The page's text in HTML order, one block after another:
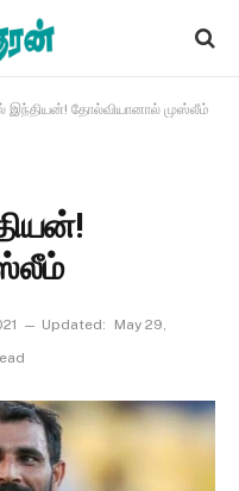
இந்தியன்! தோல்வியானால் முஸ்லீம்
Updated:
May 29,